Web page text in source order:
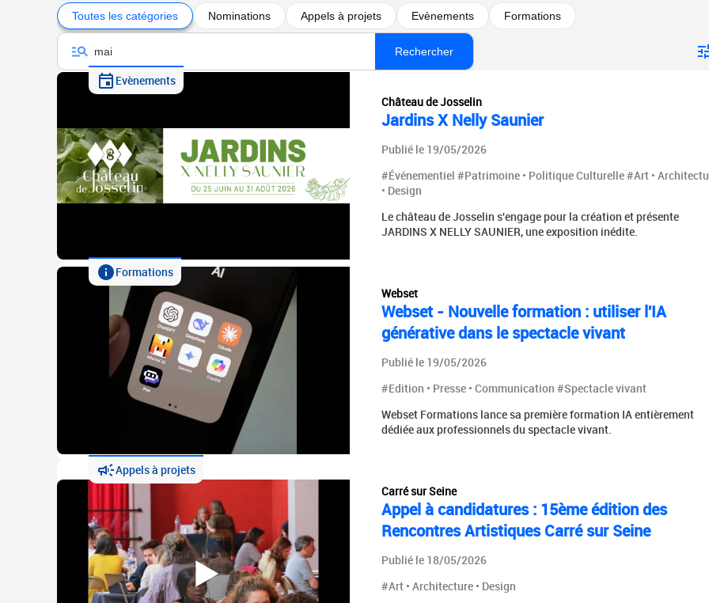
Toutes les catégories Nominations Appels à projets Evènements Formations
Rechercher
Evènements
Château de Josselin
Jardins X Nelly Saunier
Publié le 19/05/2026
#Événementiel #Patrimoine • Politique Culturelle #Art •
• Design
Le château de Josselin s'engage pour la création et présente
JARDINS X NELLY SAUNIER, une exposition inédite.
Formations
Webset
Webset - Nouvelle formation : utiliser l'IA
générative dans le spectacle vivant
Publié le 19/05/2026
#Edition • Presse • Communication #Spectacle vivant
Webset Formations lance sa première formation IA entièrement
dédiée aux professionnels du spectacle vivant.
Appels à projets
Carré sur Seine
Appel à candidatures : 15ème édition des
Rencontres Artistiques Carré sur Seine
Publié le 18/05/2026
#Art • Architecture • Design